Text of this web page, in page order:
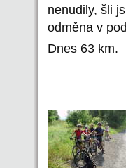
nenudily, šli
odměna v
Dnes 63 km.